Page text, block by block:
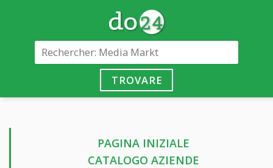
TROVARE
PAGINA INIZIALE
CATALOGO AZIENDE